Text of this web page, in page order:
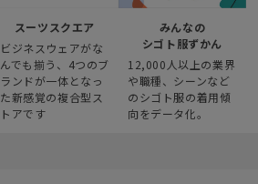
スーツスクエア
ビジネスウェアがな
んでも揃う、4つのブ
ランドが一体となっ
た新感覚の複合型ス
トアです
みんなの
シゴト服ずかん
12,000人以上の業界
や職種、シーンなど
のシゴト服の着用傾
向をデータ化。